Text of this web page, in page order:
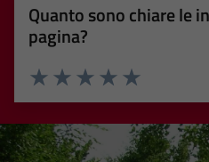
Quanto sono chiare le
pagina?
Valuta 5
Valuta 4 stelle su
Valuta 3 stelle su 5
Valuta 2 stelle su 5
Valuta 1 stelle su 5